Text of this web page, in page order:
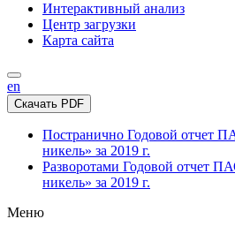
Интерактивный анализ
Центр загрузки
Карта сайта
en
Скачать PDF
Постранично Годовой отчет
никель» за 2019 г.
Разворотами Годовой отчет
никель» за 2019 г.
Меню